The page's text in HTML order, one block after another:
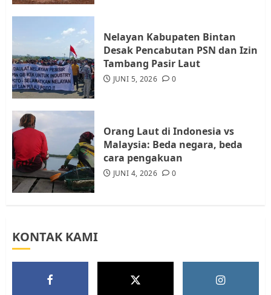
4
5
Warga Rempang Ajukan
Audiensi dengan Wali Kota
Batam, Soroti Aktivitas yang
Resahkan Warga
Nelayan Kabupaten Bintan
Desak Pencabutan PSN dan Izin
Tambang Pasir Laut
JUNI 5, 2026 0
Orang Laut di Indonesia vs
Malaysia: Beda negara, beda
cara pengakuan
JUNI 4, 2026 0
KONTAK KAMI